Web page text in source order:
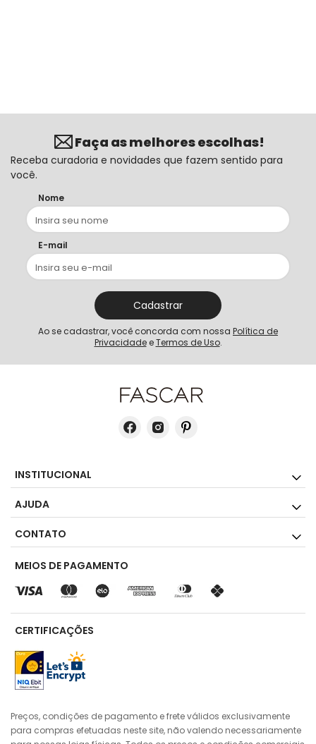
Faça as melhores escolhas!
Receba curadoria e novidades que fazem sentido para
você.
Nome
E-mail
Cadastrar
Ao se cadastrar, você concorda com nossa Política de
Privacidadee Termos de Uso.
INSTITUCIONAL
AJUDA
CONTATO
MEIOS DE PAGAMENTO
CERTIFICAÇÕES
Preços, condições de pagamento e frete válidos exclusivamente
para compras efetuadas neste site, não valendo necessariamente